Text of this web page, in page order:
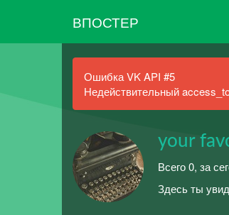
ВПОСТЕР
Ошибка VK API #5
Недействительный
your
Всего 0, за
Здесь ты